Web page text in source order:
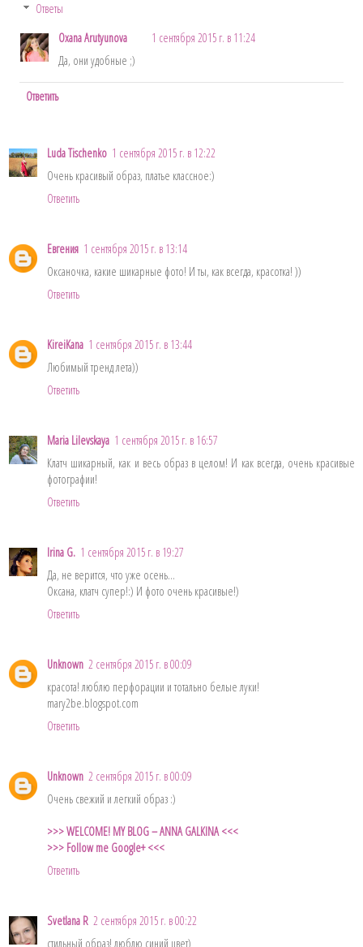
Ответы
Oxana Arutyunova
1 сентября 2015 г. в 11:24
Да, они удобные ;)
Ответить
Luda Tischenko 1 сентября 2015 г. в 12:22
Очень красивый образ, платье классное:)
Ответить
Евгения 1 сентября 2015 г. в 13:14
Оксаночка, какие шикарные фото! И ты, как всегда, красотка! ))
Ответить
KireiKana 1 сентября 2015 г. в 13:44
Любимый тренд лета))
Ответить
Maria Lilevskaya 1 сентября 2015 г. в 16:57
Клатч шикарный, как и весь образ в целом! И как всегда, очень красивые
фотографии!
Ответить
Irina G. 1 сентября 2015 г. в 19:27
Да, не верится, что уже осень...
Оксана, клатч супер!:) И фото очень красивые!)
Ответить
Unknown 2 сентября 2015 г. в 00:09
красота! люблю перфорации и тотально белые луки!
mary2be.blogspot.com
Ответить
Unknown 2 сентября 2015 г. в 00:09
Очень свежий и легкий образ :)
>>> WELCOME! MY BLOG – ANNA GALKINA <<<
>>> Follow me Google+ <<<
Ответить
Svetlana R 2 сентября 2015 г. в 00:22
стильный образ! люблю синий цвет)